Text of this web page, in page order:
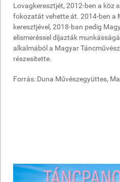
Lovagkeresztjét, 2012-ben a köz
fokozatát vehette át. 2014-ben a
keresztjével, 2018-ban pedig
elismeréssel díjazták
alkalmából a Magyar
részesítette.
Forrás: Duna Művészegyüttes,